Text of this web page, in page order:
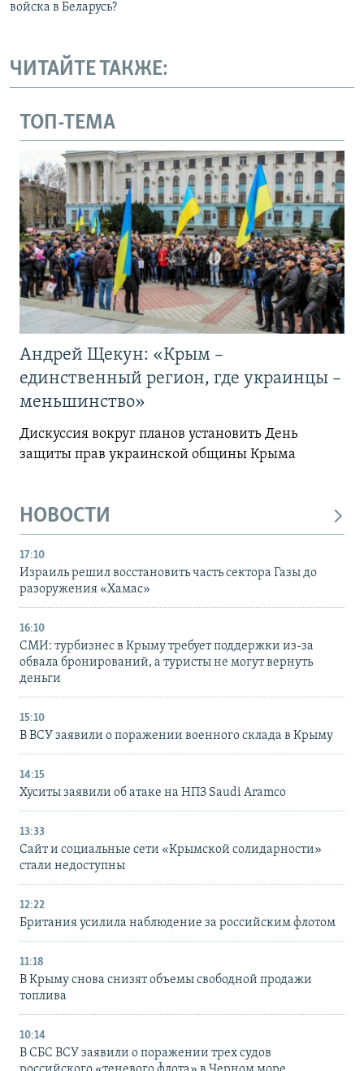
войска в Беларусь?
ЧИТАЙТЕ ТАКЖЕ:
ТОП-ТЕМА
Андрей Щекун: «Крым –
единственный регион, где украинцы –
меньшинство»
Дискуссия вокруг планов установить День
защиты прав украинской общины Крыма
НОВОСТИ
17:10
Израиль решил восстановить часть сектора Газы до
разоружения «Хамас»
16:10
СМИ: турбизнес в Крыму требует поддержки из-за
обвала бронирований, а туристы не могут вернуть
деньги
15:10
В ВСУ заявили о поражении военного склада в Крыму
14:15
Хуситы заявили об атаке на НПЗ Saudi Aramco
13:33
Сайт и социальные сети «Крымской солидарности»
стали недоступны
12:22
Британия усилила наблюдение за российским флотом
11:18
В Крыму снова снизят объемы свободной продажи
топлива
10:14
В СБС ВСУ заявили о поражении трех судов